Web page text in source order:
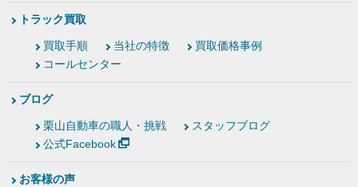
トラック買取
買取手順 当社の特徴
買取価格事例
コールセンター
ブログ
栗山自動車の職人・挑戦
スタッフブログ
公式Facebook
お客様の声